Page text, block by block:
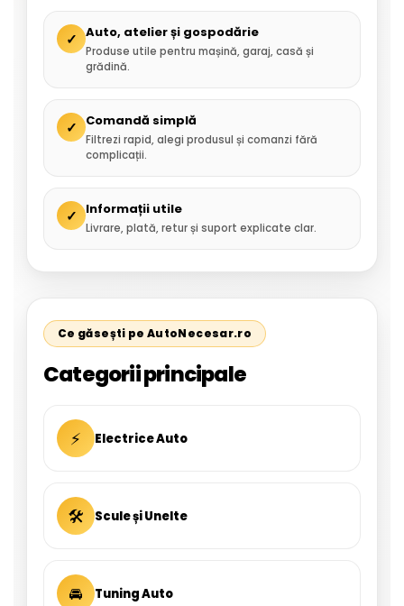
✓ Auto, atelier și gospodărie
Produse utile pentru mașină, garaj, casă și
grădină.
✓ Comandă simplă
Filtrezi rapid, alegi produsul și comanzi fără
complicații.
✓ Informații utile
Livrare, plată, retur și suport explicate clar.
Ce găsești pe AutoNecesar.ro
Categorii principale
⚡ Electrice Auto
🛠 Scule și Unelte
🚘 Tuning Auto